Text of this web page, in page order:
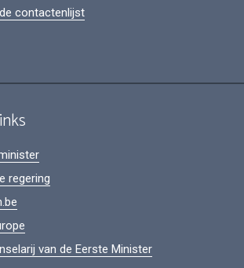
contactenlijst
regering
van de Eerste Minister